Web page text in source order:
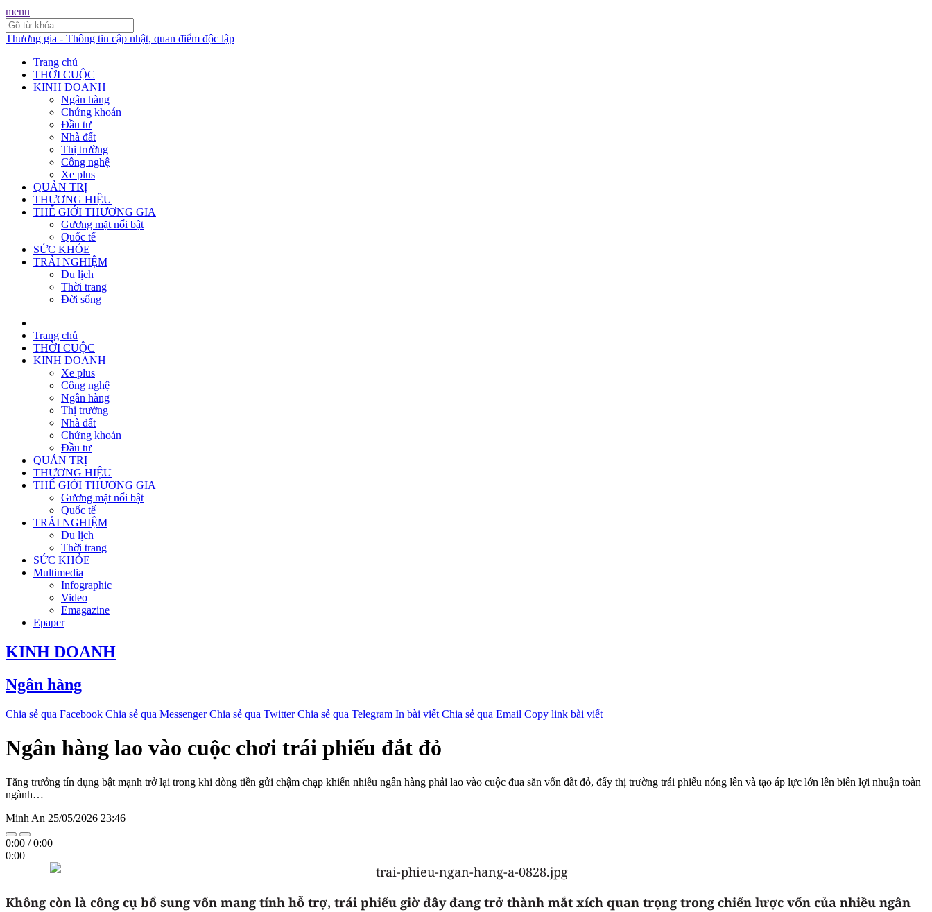
menu
Thương gia - Thông tin cập nhật, quan điểm độc lập
Trang chủ
THỜI CUỘC
KINH DOANH
Ngân hàng
Chứng khoán
Đầu tư
Nhà đất
Thị trường
Công nghệ
Xe plus
QUẢN TRỊ
THƯƠNG HIỆU
THẾ GIỚI THƯƠNG GIA
Gương mặt nổi bật
Quốc tế
SỨC KHỎE
TRẢI NGHIỆM
Du lịch
Thời trang
Đời sống
Trang chủ
THỜI CUỘC
KINH DOANH
Xe plus
Công nghệ
Ngân hàng
Thị trường
Nhà đất
Chứng khoán
Đầu tư
QUẢN TRỊ
THƯƠNG HIỆU
THẾ GIỚI THƯƠNG GIA
Gương mặt nổi bật
Quốc tế
TRẢI NGHIỆM
Du lịch
Thời trang
SỨC KHỎE
Multimedia
Infographic
Video
Emagazine
Epaper
KINH DOANH
Ngân hàng
Chia sẻ qua Facebook Chia sẻ qua Messenger Chia sẻ qua Twitter Chia sẻ qua Telegram In bài viết Chia sẻ qua Email Copy link bài viết
Ngân hàng lao vào cuộc chơi trái phiếu đắt đỏ
Tăng trưởng tín dụng bật mạnh trở lại trong khi dòng tiền gửi chậm chạp khiến nhiều ngân hàng phải lao vào cuộc đua săn vốn đắt đỏ, đẩy thị trường trái phiếu nóng lên và tạo áp lực lớn lên biên lợi nhuận toàn
ngành…
Minh An 25/05/2026 23:46
0:00 /0:00
0:00
Không còn là công cụ bổ sung vốn mang tính hỗ trợ, trái phiếu giờ đây đang trở thành mắt xích quan trọng trong chiến lược vốn của nhiều ngân